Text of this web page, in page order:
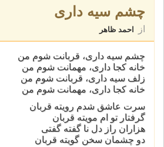
چشم سيه داری
از احمد ظاهر
چشم سيه داری، قربانت شوم من
خانه کجا داری، مهمانت شوم من
زلف سيه داری، قربانت شوم من
خانه کجا داری، مهمانت شوم من
سرت عاشق شدم رويته قربان
گرفتار تو ام مويته قربان
هزاران راز دل نا گفته گفتی
دو چشمان سخن گويته قربان